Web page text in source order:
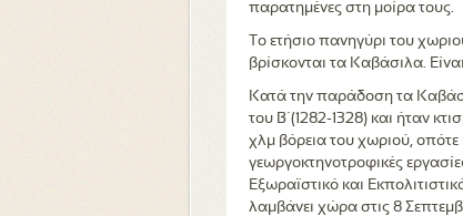
παρατημένες στη μοίρα τους.
Το ετήσιο πανηγύρι του
βρίσκονται τα Καβάσιλα.
Κατά την παράδοση τα
του Β΄(1282-1328) και ήταν
χλμ βόρεια του χωριού,
γεωργοκτηνοτροφικές
Εξωραϊστικό και
λαμβάνει χώρα στις 8